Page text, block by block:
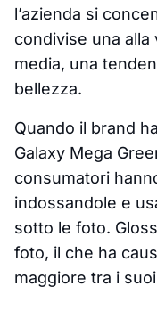
l’azienda si
condivise una alla
media, una
bellezza.
Quando il brand
Galaxy Mega
consumatori
indossandole e
sotto le foto.
foto, il che ha
maggiore tra i